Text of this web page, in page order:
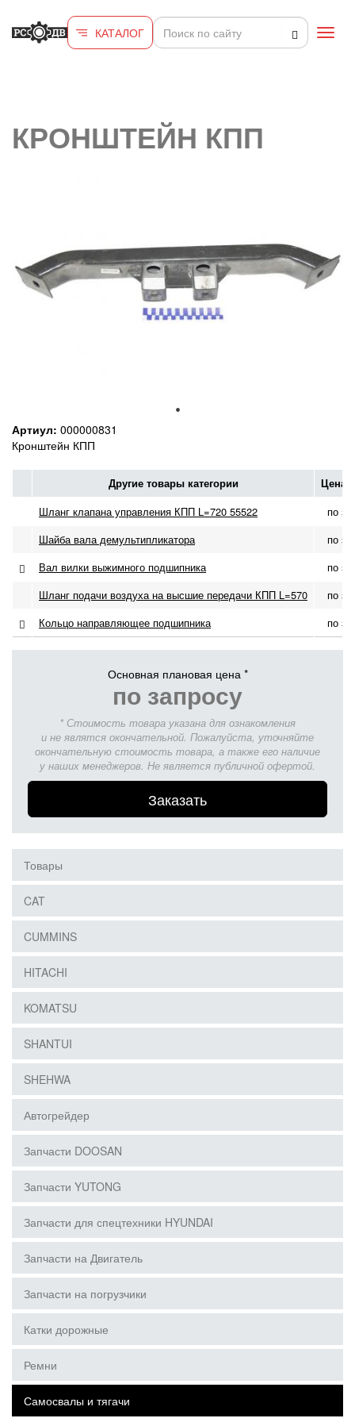
КАТАЛОГ
КРОНШТЕЙН КПП
Артиул: 000000831
Кронштейн КПП
Другие товары категории Цена
Шланг клапана управления КПП L=720 55522
по
Шайба вала демультипликатора
по
Вал вилки выжимного подшипника
по
Шланг подачи воздуха на высшие передачи КПП L=570
по
Кольцо направляющее подшипника
по
Основная плановая цена *
по запросу
* Стоимость товара указана для ознакомления
и не являтся окончательной. Пожалуйста, уточняйте
окончательную стоимость товара, а также его наличие
у наших менеджеров. Не является публичной офертой.
Заказать
Товары
CAT
CUMMINS
HITACHI
KOMATSU
SHANTUI
SHEHWA
Автогрейдер
Запчасти DOOSAN
Запчасти YUTONG
Запчасти для спецтехники HYUNDAI
Запчасти на Двигатель
Запчасти на погрузчики
Катки дорожные
Ремни
Самосвалы и тягачи